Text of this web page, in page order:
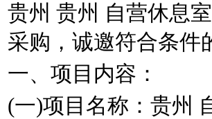
贵州 贵州 自营休息
采购，诚邀符合条件
一、项目内容：
(一)项目名称：贵州